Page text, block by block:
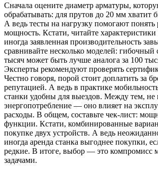
Сначала оцените диаметр арматуры,
обрабатывать: для прутов до 20 мм хватит
А ведь тесты на нагрузку помогают понять
мощность. Кстати, читайте
иногда заявленная производительность
сравнивайте несколько моделей: гибочный
тысяч может быть лучше аналога за 100
Эксперты рекомендуют проверять
Честно говоря, порой стоит доплатить за
репутацией. А ведь в практике
станки удобны для выездов. Между тем, не
энергопотребление — оно влияет на
расходы. В общем, составьте чек-лист:
функции. Кстати, комбинированные
покупке двух устройств. А ведь
иногда аренда станка выгоднее покупки,
редкие. В итоге, выбор — это компромисс
задачами.